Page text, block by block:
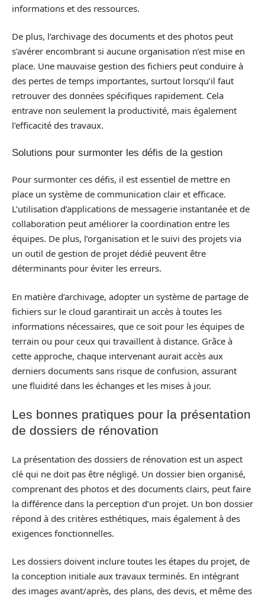
informations et des ressources.
De plus, l’archivage des documents et des photos peut
s’avérer encombrant si aucune organisation n’est mise en
place. Une mauvaise gestion des fichiers peut conduire à
des pertes de temps importantes, surtout lorsqu’il faut
retrouver des données spécifiques rapidement. Cela
entrave non seulement la productivité, mais également
l’efficacité des travaux.
Solutions pour surmonter les défis de la gestion
Pour surmonter ces défis, il est essentiel de mettre en
place un système de communication clair et efficace.
L’utilisation d’applications de messagerie instantanée et de
collaboration peut améliorer la coordination entre les
équipes. De plus, l’organisation et le suivi des projets via
un outil de gestion de projet dédié peuvent être
déterminants pour éviter les erreurs.
En matière d’archivage, adopter un système de partage de
fichiers sur le cloud garantirait un accès à toutes les
informations nécessaires, que ce soit pour les équipes de
terrain ou pour ceux qui travaillent à distance. Grâce à
cette approche, chaque intervenant aurait accès aux
derniers documents sans risque de confusion, assurant
une fluidité dans les échanges et les mises à jour.
Les bonnes pratiques pour la présentation
de dossiers de rénovation
La présentation des dossiers de rénovation est un aspect
clé qui ne doit pas être négligé. Un dossier bien organisé,
comprenant des photos et des documents clairs, peut faire
la différence dans la perception d’un projet. Un bon dossier
répond à des critères esthétiques, mais également à des
exigences fonctionnelles.
Les dossiers doivent inclure toutes les étapes du projet, de
la conception initiale aux travaux terminés. En intégrant
des images avant/après, des plans, des devis, et même des